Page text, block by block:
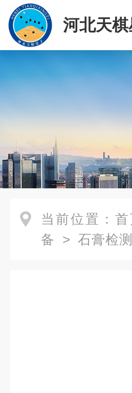
河北天
司
当前位置： 首
备 > 石膏检